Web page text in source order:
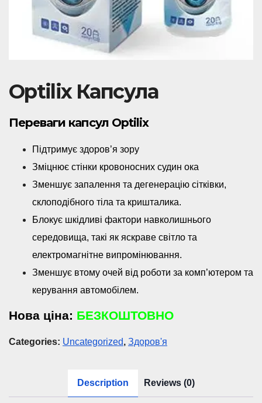
Optilix Капсула
Переваги капсул Optilix
Підтримує здоров’я зору
Зміцнює стінки кровоносних судин ока
Зменшує запалення та дегенерацію сітківки,
склоподібного тіла та кришталика.
Блокує шкідливі фактори навколишнього
середовища, такі як яскраве світло та
електромагнітне випромінювання.
Зменшує втому очей від роботи за комп’ютером та
керування автомобілем.
Нова ціна: БЕЗКОШТОВНО
Categories: Uncategorized, Здоров'я
Description Reviews (0)